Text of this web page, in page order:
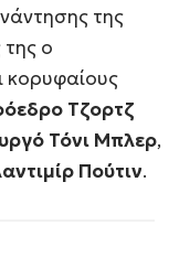
της
ο
κορυφαίους
Τζορτζ
Τόνι Μπλερ,
Πούτιν.